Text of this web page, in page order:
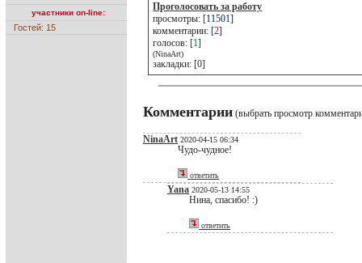
участники on-line:
Гостей: 15
Проголосовать за работу
просмотры: [11501]
комментарии: [2]
голосов: [1]
(NinaArt)
закладки: [0]
Комментарии (выбрать просмотр
NinaArt 2020-04-15 06:34
Чудо-чудное!
ответить
Yana 2020-05-13 14:55
Нина, спасибо! :)
ответить